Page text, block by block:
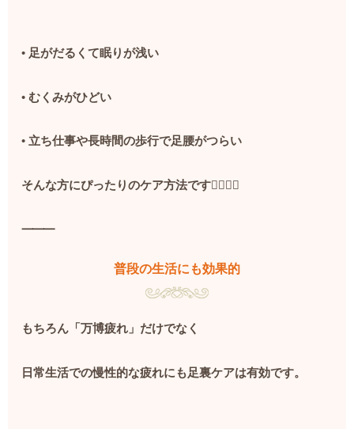
• 足がだるくて眠りが浅い
• むくみがひどい
• 立ち仕事や長時間の歩行で足腰がつらい
そんな方にぴったりのケア方法です💆‍♀️💆‍♂️
⸻
普段の生活にも効果的
もちろん「万博疲れ」だけでなく
日常生活での慢性的な疲れにも足裏ケアは有効です。